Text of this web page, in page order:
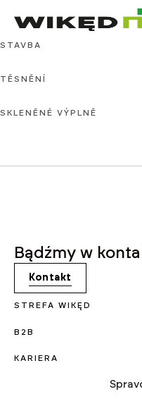
VEKA Motion 82
STAVBA
TĚSNĚNÍ
SKLENĚNÉ VÝPLNĚ
Bądźmy w
Kontakt
STREFA WIKĘD
B2B
KARIERA
PROJEKTY UNIJNE